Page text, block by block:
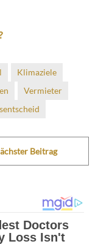
Klimaziele
Vermieter
Beitrag